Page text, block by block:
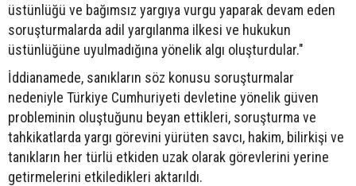
üstünlüğü ve bağımsız yargıya vurgu yaparak devam eden
soruşturmalarda adil yargılanma ilkesi ve hukukun
üstünlüğüne uyulmadığına yönelik algı oluşturdular."
İddianamede, sanıkların söz konusu soruşturmalar
nedeniyle Türkiye Cumhuriyeti devletine yönelik güven
probleminin oluştuğunu beyan ettikleri, soruşturma ve
tahkikatlarda yargı görevini yürüten savcı, hakim, bilirkişi ve
tanıkların her türlü etkiden uzak olarak görevlerini yerine
getirmelerini etkiledikleri aktarıldı.